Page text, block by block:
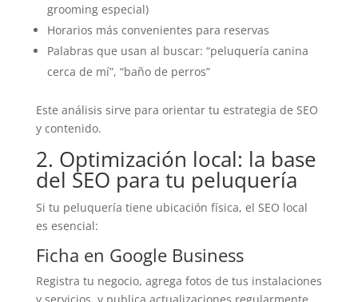
grooming especial)
Horarios más convenientes para reservas
Palabras que usan al buscar: “peluquería canina
cerca de mí”, “baño de perros”
Este análisis sirve para orientar tu estrategia de SEO
y contenido.
2. Optimización local: la base
del SEO para tu peluquería
Si tu peluquería tiene ubicación física, el SEO local
es esencial:
Ficha en Google Business
Registra tu negocio, agrega fotos de tus instalaciones
y servicios, y publica actualizaciones regularmente.